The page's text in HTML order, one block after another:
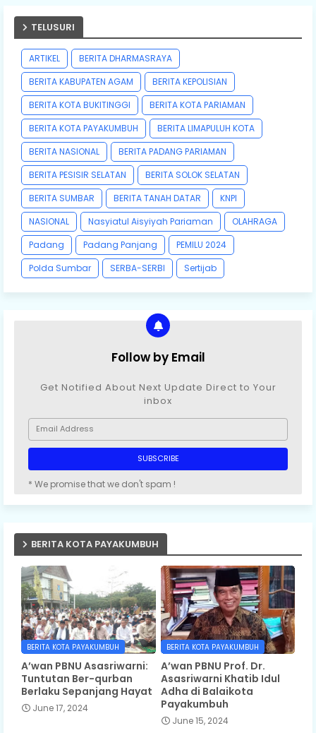
TELUSURI
ARTIKEL
BERITA DHARMASRAYA
BERITA KABUPATEN AGAM
BERITA KEPOLISIAN
BERITA KOTA BUKITINGGI
BERITA KOTA PARIAMAN
BERITA KOTA PAYAKUMBUH
BERITA LIMAPULUH KOTA
BERITA NASIONAL
BERITA PADANG PARIAMAN
BERITA PESISIR SELATAN
BERITA SOLOK SELATAN
BERITA SUMBAR
BERITA TANAH DATAR
KNPI
NASIONAL
Nasyiatul Aisyiyah Pariaman
OLAHRAGA
Padang
Padang Panjang
PEMILU 2024
Polda Sumbar
SERBA-SERBI Sertijab
Follow by Email
Get Notified About Next Update Direct to Your
inbox
* We promise that we don't spam !
BERITA KOTA PAYAKUMBUH
BERITA KOTA PAYAKUMBUH
A’wan PBNU Asasriwarni:
Tuntutan Ber-qurban
Berlaku Sepanjang Hayat
June 17, 2024
BERITA KOTA PAYAKUMBUH
A’wan PBNU Prof. Dr.
Asasriwarni Khatib Idul
Adha di Balaikota
Payakumbuh
June 15, 2024